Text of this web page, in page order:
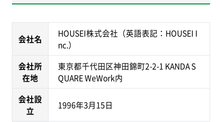
会社名
HOUSEI株式会社（英語表記：HOUSEI I
nc.）
会社所
在地
東京都千代田区神田錦町2-2-1 KANDA S
QUARE WeWork内
会社設
立
1996年3月15日